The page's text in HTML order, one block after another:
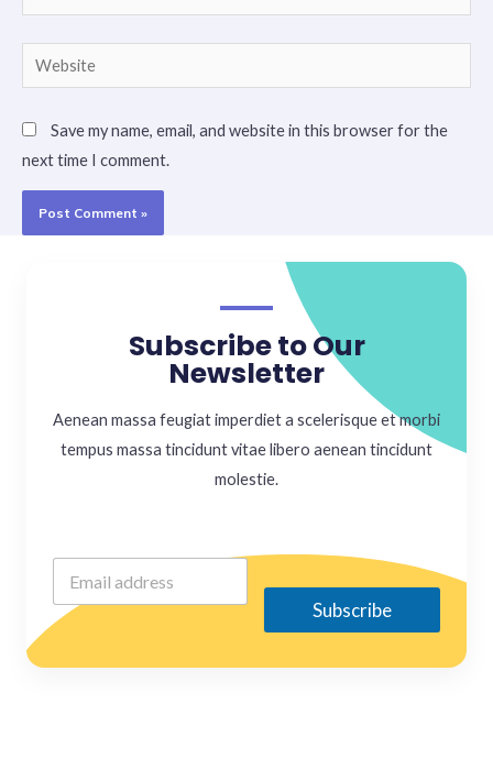
Website
Save my name, email, and website in this browser for the
next time I comment.
Subscribe to Our
Newsletter
Aenean massa feugiat imperdiet a scelerisque et morbi
tempus massa tincidunt vitae libero aenean tincidunt
molestie.
Subscribe